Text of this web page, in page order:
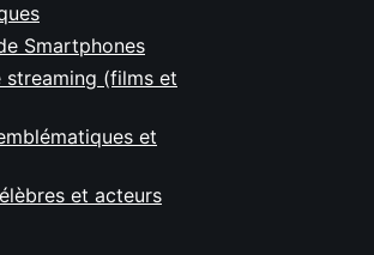
Smartphones
streaming (films et
et
et acteurs